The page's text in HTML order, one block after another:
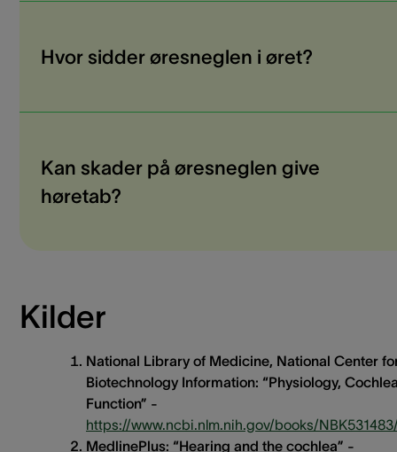
Hvor sidder øresneglen i øret?
Kan skader på øresneglen give
høretab?
Kilder
National Library of Medicine, National Center
Biotechnology Information: “Physiology,
Function” -
https://www.ncbi.nlm.nih.gov/books/
MedlinePlus: “Hearing and the cochlea” -